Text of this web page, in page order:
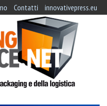
Contatti innovativepress.eu